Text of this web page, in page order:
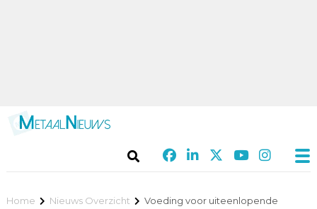
Home Nieuws Overzicht
Voeding voor uiteenlopende